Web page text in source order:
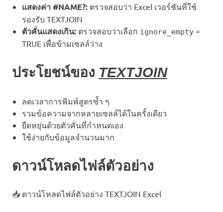
แสดงค่า #NAME?: ตรวจสอบว่า Excel เวอร์ชันที่ใช้
รองรับ TEXTJOIN
ตัวคั่นแสดงเกิน: ตรวจสอบว่าเลือก ignore_empty =
TRUE เพื่อข้ามเซลล์ว่าง
ประโยชน์ของ TEXTJOIN
ลดเวลาการพิมพ์สูตรซ้ำ ๆ
รวมข้อความจากหลายเซลล์ได้ในครั้งเดียว
ยืดหยุ่นด้วยตัวคั่นที่กำหนดเอง
ใช้ง่ายกับข้อมูลจำนวนมาก
ดาวน์โหลดไฟล์ตัวอย่าง
📥 ดาวน์โหลดไฟล์ตัวอย่าง TEXTJOIN Excel